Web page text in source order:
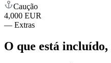
Caução
4,000 EUR
— Extras
O que está incluído,